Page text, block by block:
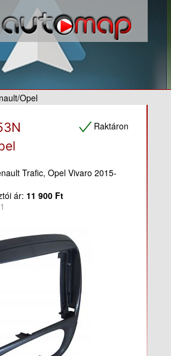
Opel
Raktáron
Trafic, Opel Vivaro 2015-
ár: 11 900 Ft